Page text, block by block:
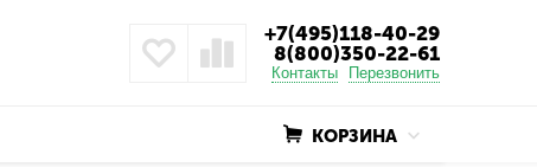
+7(495)118-40-29
8(800)350-22-61
Контакты Перезвонить
КОРЗИНА